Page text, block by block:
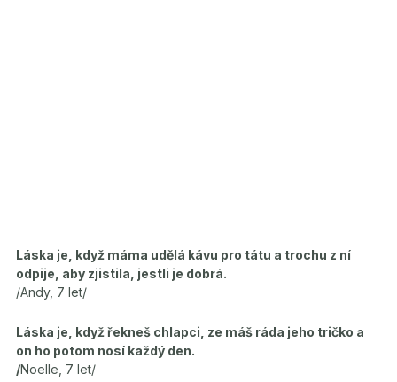
Láska je, když máma udělá kávu pro tátu a trochu z ní
odpije, aby zjistila, jestli je dobrá.
/Andy, 7 let/
Láska je, když řekneš chlapci, ze máš ráda jeho tričko a
on ho potom nosí každý den.
/Noelle, 7 let/